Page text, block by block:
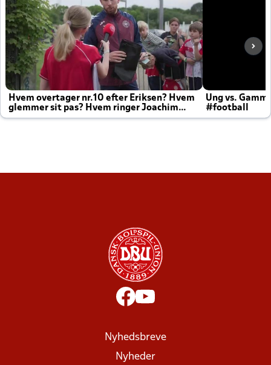
Hvem overtager nr.10 efter Eriksen? Hvem
glemmer sit pas? Hvem ringer Joachim
altid til efter kampe?
Ung vs.
#football
Nyhedsbreve
Nyheder